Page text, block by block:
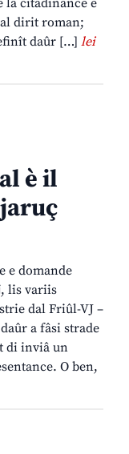
la citadinance e
dirit roman;
daûr […] lei
è il
e domande
lis variis
dal Friûl-VJ –
a fâsi strade
di inviâ un
O ben,